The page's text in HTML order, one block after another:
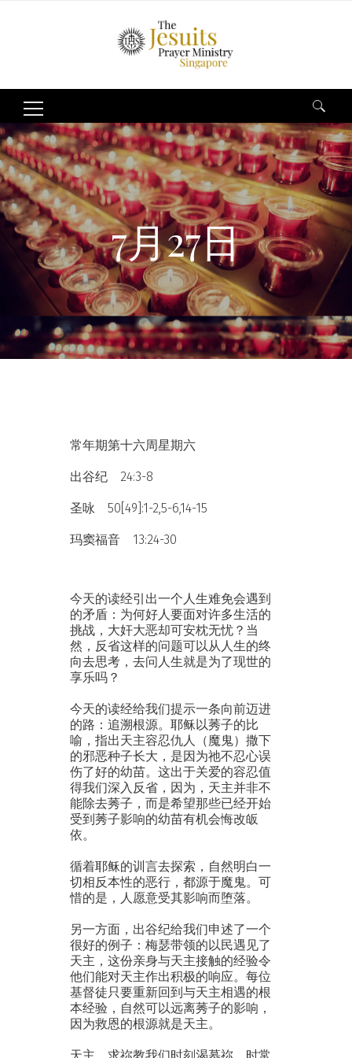
Search
for:
7月27日
常年期第十六周星期六
出谷纪 24:3-8
圣咏 50[49]:1-2,5-6,14-15
玛窦福音 13:24-30
今天的读经引出一个人生难免会遇到
的矛盾：为何好人要面对许多生活的
挑战，大奸大恶却可安枕无忧？当
然，反省这样的问题可以从人生的终
向去思考，去问人生就是为了现世的
享乐吗？
今天的读经给我们提示一条向前迈进
的路：追溯根源。耶稣以莠子的比
喻，指出天主容忍仇人（魔鬼）撒下
的邪恶种子长大，是因为祂不忍心误
伤了好的幼苗。这出于关爱的容忍值
得我们深入反省，因为，天主并非不
能除去莠子，而是希望那些已经开始
受到莠子影响的幼苗有机会悔改皈
依。
循着耶稣的训言去探索，自然明白一
切相反本性的恶行，都源于魔鬼。可
惜的是，人愿意受其影响而堕落。
另一方面，出谷纪给我们申述了一个
很好的例子：梅瑟带领的以民遇见了
天主，这份亲身与天主接触的经验令
他们能对天主作出积极的响应。每位
基督徒只要重新回到与天主相遇的根
本经验，自然可以远离莠子的影响，
因为救恩的根源就是天主。